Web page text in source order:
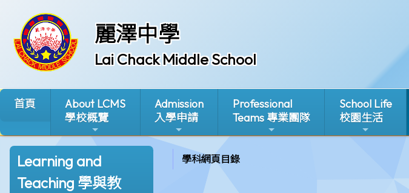
麗澤中學
Lai Chack Middle School
首頁
About LCMS
學校概覽
Admission
入學申請
Professional
Teams 專業團隊
School Life
校園生活
Learning and
Teaching 學與教
學科網頁目錄